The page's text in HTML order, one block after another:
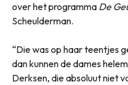
over het programma De
Scheulderman.
“Die was op haar teentjes
dan kunnen de dames
Derksen, die absoluut niet